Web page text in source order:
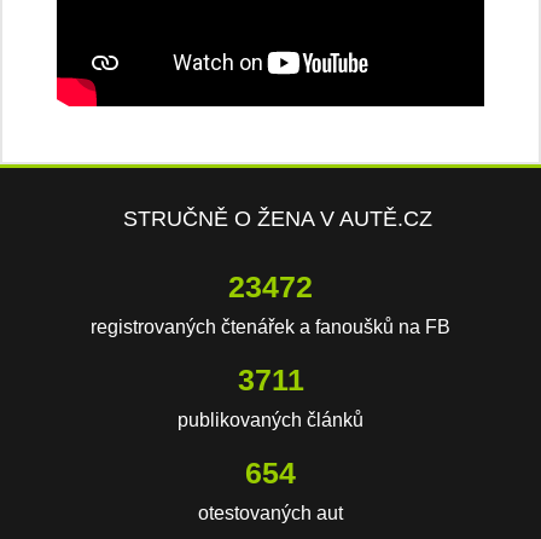
STRUČNĚ O ŽENA V AUTĚ.CZ
23472
registrovaných čtenářek a fanoušků na FB
3711
publikovaných článků
654
otestovaných aut